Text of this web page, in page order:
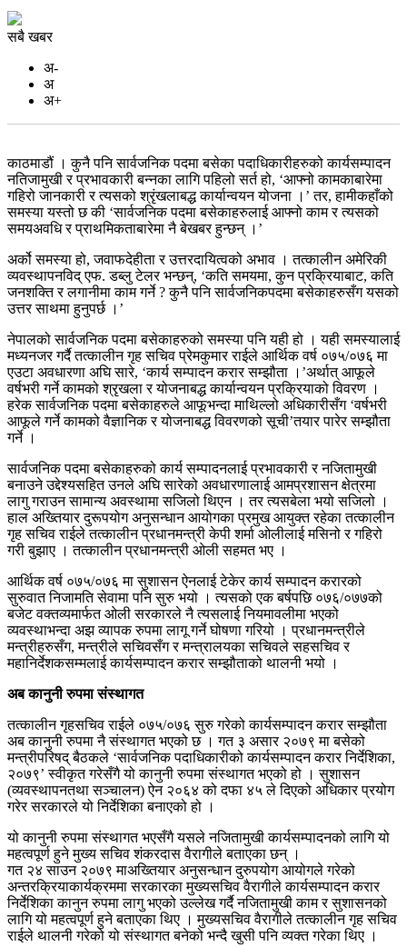
सबै खबर
अ-
अ
अ+
काठमाडौं । कुनै पनि सार्वजनिक पदमा बसेका पदाधिकारीहरुको कार्यसम्पादन
नतिजामुखी र प्रभावकारी बन्नका लागि पहिलो सर्त हो, ‘आफ्नो कामकाबारेमा
गहिरो जानकारी र त्यसको श्रृंखलाबद्ध कार्यान्वयन योजना ।’ तर, हामीकहाँको
समस्या यस्तो छ की ‘सार्वजनिक पदमा बसेकाहरुलाई आफ्नो काम र त्यसको
समयअवधि र प्राथमिकताबारेमा नै बेखबर हुन्छन् ।’
अर्को समस्या हो, जवाफदेहीता र उत्तरदायित्वको अभाव । तत्कालीन अमेरिकी
व्यवस्थापनविद् एफ. डब्लु टेलर भन्छन्, ‘कति समयमा, कुन प्रक्रियाबाट, कति
जनशक्ति र लगानीमा काम गर्ने ? कुनै पनि सार्वजनिकपदमा बसेकाहरुसँग यसको
उत्तर साथमा हुनुपर्छ ।’
नेपालको सार्वजनिक पदमा बसेकाहरुको समस्या पनि यही हो । यही समस्यालाई
मध्यनजर गर्दै तत्कालीन गृह सचिव प्रेमकुमार राईले आर्थिक वर्ष ०७५/०७६ मा
एउटा अवधारणा अघि सारे, ‘कार्य सम्पादन करार सम्झौता ।’अर्थात् आफूले
वर्षभरी गर्ने कामको श्रृखला र योजनाबद्ध कार्यान्वयन प्रक्रियाको विवरण ।
हरेक सार्वजनिक पदमा बसेकाहरुले आफूभन्दा माथिल्लो अधिकारीसँग ‘वर्षभरी
आफूले गर्ने कामको वैज्ञानिक र योजनाबद्ध विवरणको सूची’तयार पारेर सम्झौता
गर्ने ।
सार्वजनिक पदमा बसेकाहरुको कार्य सम्पादनलाई प्रभावकारी र नजितामुखी
बनाउने उद्देश्यसहित उनले अघि सारेको अवधारणालाई आमप्रशासन क्षेत्रमा
लागु गराउन सामान्य अवस्थामा सजिलो थिएन । तर त्यसबेला भयो सजिलो ।
हाल अख्तियार दुरूपयोग अनुसन्धान आयोगका प्रमुख आयुक्त रहेका तत्कालीन
गृह सचिव राईले तत्कालीन प्रधानमन्त्री केपी शर्मा ओलीलाई मसिनो र गहिरो
गरी बुझाए । तत्कालीन प्रधानमन्त्री ओली सहमत भए ।
आर्थिक वर्ष ०७५/०७६ मा सुशासन ऐनलाई टेकेर कार्य सम्पादन करारको
सुरुवात निजामति सेवामा पनि सुरु भयो । त्यसको एक बर्षपछि ०७६/०७७को
बजेट वक्तव्यमार्फत ओली सरकारले नै त्यसलाई नियमावलीमा भएको
व्यवस्थाभन्दा अझ व्यापक रुपमा लागू गर्ने घोषणा गरियो । प्रधानमन्त्रीले
मन्त्रीहरुसँग, मन्त्रीले सचिवसँग र मन्त्रालयका सचिवले सहसचिव र
महानिर्देशकसम्मलाई कार्यसम्पादन करार सम्झौताको थालनी भयो ।
अब कानुनी रुपमा संस्थागत
तत्कालीन गृहसचिव राईले ०७५/०७६ सुरु गरेको कार्यसम्पादन करार सम्झौता
अब कानुनी रुपमा नै संस्थागत भएको छ । गत ३ असार २०७९ मा बसेको
मन्त्रीपरिषद् बैठकले ‘सार्वजनिक पदाधिकारीको कार्यसम्पादन करार निर्देशिका,
२०७९’ स्वीकृत गरेसँगै यो कानुनी रुपमा संस्थागत भएको हो । सुशासन
(व्यवस्थापनतथा सञ्चालन) ऐन २०६४ को दफा ४५ ले दिएको अधिकार प्रयोग
गरेर सरकारले यो निर्देशिका बनाएको हो ।
यो कानुनी रुपमा संस्थागत भएसँगै यसले नजितामुखी कार्यसम्पादनको लागि यो
महत्वपूर्ण हुने मुख्य सचिव शंकरदास वैरागीले बताएका छन् ।
गत २४ साउन २०७९ माअख्तियार अनुसन्धान दुरुपयोग आयोगले गरेको
अन्तरक्रियाकार्यक्रममा सरकारका मुख्यसचिव वैरागीले कार्यसम्पादन करार
निर्देशिका कानुन रुपमा लागु भएको उल्लेख गर्दै नजितामुखी काम र सुशासनको
लागि यो महत्वपूर्ण हुने बताएका थिए । मुख्यसचिव वैरागीले तत्कालीन गृह सचिव
राईले थालनी गरेको यो संस्थागत बनेको भन्दै खुसी पनि व्यक्त गरेका थिए ।